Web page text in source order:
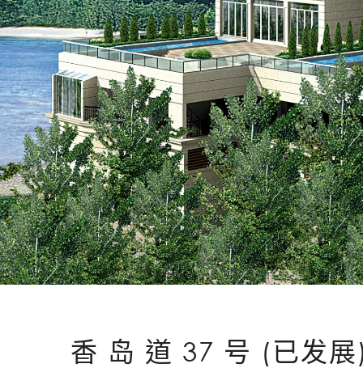
香 岛 道 37 号 (已发